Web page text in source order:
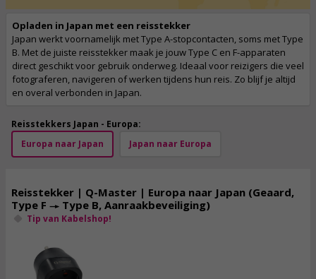
Opladen in Japan met een reisstekker
Japan werkt voornamelijk met Type A-stopcontacten, soms met Type
B. Met de juiste reisstekker maak je jouw Type C en F-apparaten
direct geschikt voor gebruik onderweg. Ideaal voor reizigers die veel
fotograferen, navigeren of werken tijdens hun reis. Zo blijf je altijd
en overal verbonden in Japan.
Reisstekkers Japan - Europa:
Europa naar Japan
Japan naar Europa
Reisstekker | Q-Master | Europa naar Japan (Geaard,
Type F → Type B, Aanraakbeveiliging)
Tip van Kabelshop!